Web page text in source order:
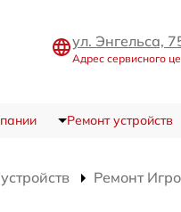
ул. Энгельса,
Адрес сервисного
Ремонт устройств
Ремонт